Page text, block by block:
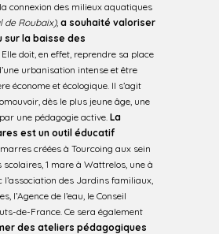
connexion des milieux aquatiques
de Roubaix), a souhaité valoriser
sur la baisse des
Elle doit, en effet, reprendre sa place
urbanisation intense et être
économe et écologique. Il s’agit
dès le plus jeune âge, une
une pédagogie active.La
est un outil éducatif
créées à Tourcoing aux sein
scolaires, 1 mare à Wattrelos, une à
l’association des Jardins familiaux,
l’Agence de l’eau, le Conseil
de-France. Ce sera également
des ateliers pédagogiques